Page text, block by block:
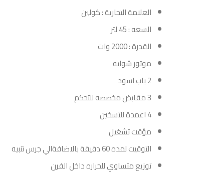
العلامة التجارية : كولين
السعه : 45 لتر
القدرة : 2000 وات
موتور شوايه
2 باب اسود
3 مقابض مخصصه للتحكم
4 اعمدة للتسخين
مؤقت تشغيل
التوقيت لمده 60 دقيقة بالاضافةالي جرس تنبيه
توزيع متساوي للحراره داخل الفرن